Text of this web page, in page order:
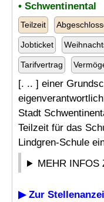
• Schwentinental
Teilzeit
Jobticket
Tarifvertrag
[. .. ] einer
Stadt
Teilzeit für das
Lindgren-Schule
MEHR INFOS
▶ Zur